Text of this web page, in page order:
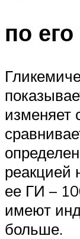
по
изменяет
реакцией
ее ГИ –
имеют
больше.